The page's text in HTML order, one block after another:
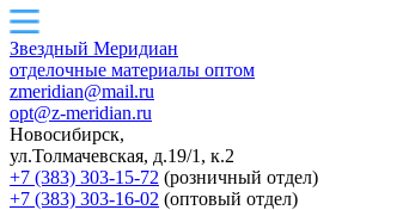
Звездный Меридиан
отделочные материалы оптом
zmeridian@mail.ru
opt@z-meridian.ru
Новосибирск,
ул.Толмачевская, д.19/1, к.2
+7 (383) 303-15-72 (розничный отдел)
+7 (383) 303-16-02 (оптовый отдел)